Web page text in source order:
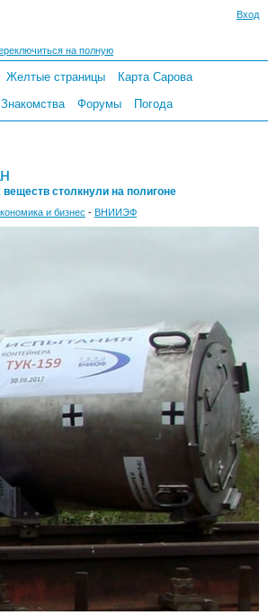
Вход
на полную
Желтые страницы
Карта Сарова
Знакомства Форумы Погода
столкнули на полигоне
и бизнес - ВНИИЭФ